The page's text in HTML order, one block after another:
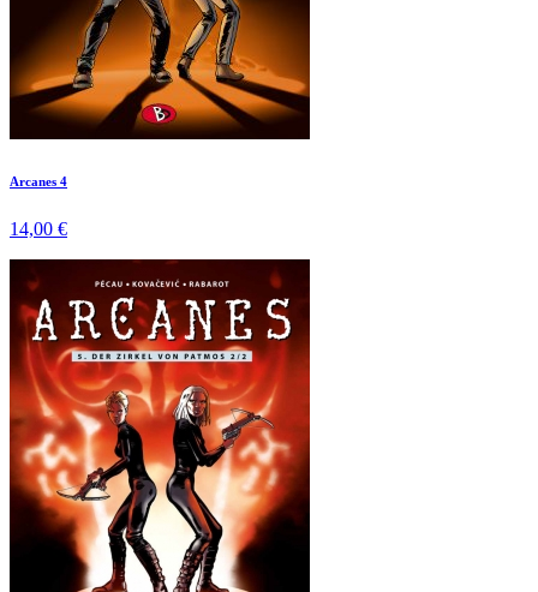
Arcanes 4
14,00 €